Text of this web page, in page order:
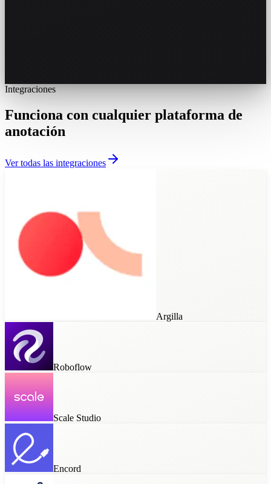
Integraciones
Funciona con cualquier plataforma de
anotación
Ver todas las integraciones
Argilla
Roboflow
Scale Studio
Encord